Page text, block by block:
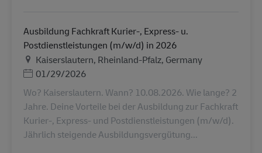
Ausbildung Fachkraft Kurier-, Express- u.
Postdienstleistungen (m/w/d) in 2026
地点Kaiserslautern, Rheinland-Pfalz, Germany
Posted Date
01/29/2026
Wo? Kaiserslautern. Wann? 10.08.2026. Wie lange? 2
Jahre. Deine Vorteile bei der Ausbildung zur Fachkraft
Kurier-, Express- und Postdienstleistungen (m/w/d).
Jährlich steigende Ausbildungsvergütung...